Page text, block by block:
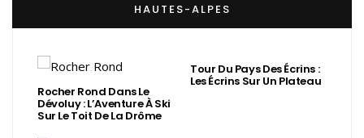
HAUTES-ALPES
Rocher Rond Dans Le
Dévoluy : L’Aventure À Ski
Sur Le Toit De La Drôme
Tour Du Pays Des Écrins :
Les Écrins Sur Un Plateau